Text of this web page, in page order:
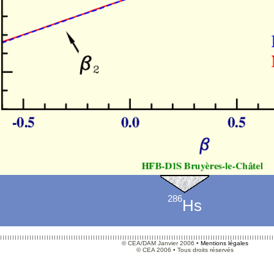
286Hs
© CEA/DAM Janvier 2006 • Mentions légales
© CEA 2006 • Tous droits réservés